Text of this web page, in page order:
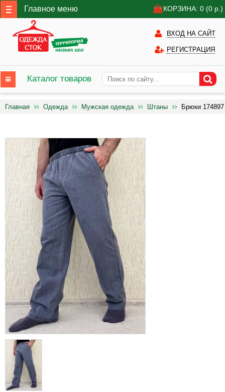
Главное меню КОРЗИНА: 0 (0 р.)
ВХОД НА САЙТ
РЕГИСТРАЦИЯ
Каталог товаров
Главная Одежда Мужская одежда Штаны Брюки 174897